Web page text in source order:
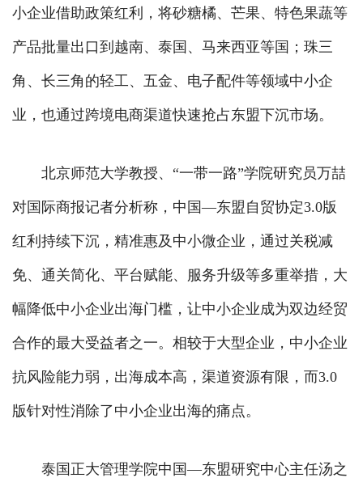
小企业借助政策红利，将砂糖橘、芒果、特色果蔬等
产品批量出口到越南、泰国、马来西亚等国；珠三
角、长三角的轻工、五金、电子配件等领域中小企
业，也通过跨境电商渠道快速抢占东盟下沉市场。
北京师范大学教授、“一带一路”学院研究员万喆
对国际商报记者分析称，中国—东盟自贸协定3.0版
红利持续下沉，精准惠及中小微企业，通过关税减
免、通关简化、平台赋能、服务升级等多重举措，大
幅降低中小企业出海门槛，让中小企业成为双边经贸
合作的最大受益者之一。相较于大型企业，中小企业
抗风险能力弱，出海成本高，渠道资源有限，而3.0
版针对性消除了中小企业出海的痛点。
泰国正大管理学院中国—东盟研究中心主任汤之